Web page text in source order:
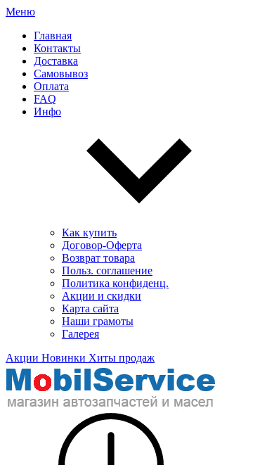
Меню
Главная
Контакты
Доставка
Самовывоз
Оплата
FAQ
Инфо
Как купить
Договор-Оферта
Возврат товара
Польз. соглашение
Политика конфиденц.
Акции и скидки
Карта сайта
Наши грамоты
Галерея
Акции Новинки Хиты продаж